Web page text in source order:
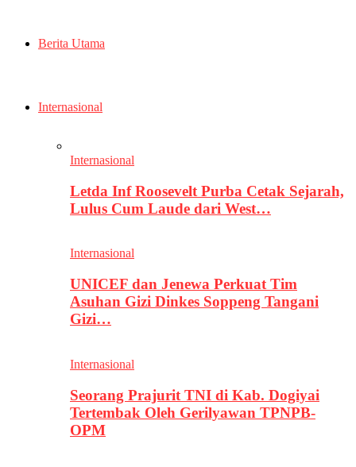
Berita Utama
Internasional
Internasional
Letda Inf Roosevelt Purba Cetak Sejarah,
Lulus Cum Laude dari West…
Internasional
UNICEF dan Jenewa Perkuat Tim
Asuhan Gizi Dinkes Soppeng Tangani
Gizi…
Internasional
Seorang Prajurit TNI di Kab. Dogiyai
Tertembak Oleh Gerilyawan TPNPB-
OPM